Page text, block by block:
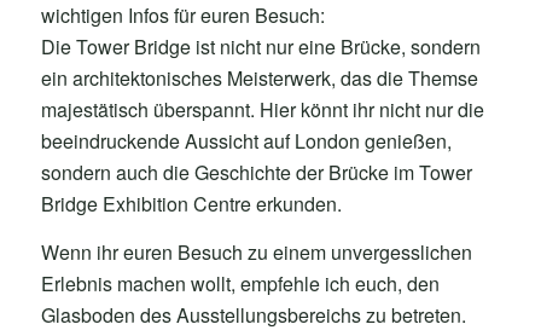
wichtigen Infos für euren Besuch:
Die Tower Bridge ist nicht nur eine Brücke, sondern
ein architektonisches Meisterwerk, das die Themse
majestätisch überspannt. Hier könnt ihr nicht nur die
beeindruckende Aussicht auf London genießen,
sondern auch die Geschichte der Brücke im Tower
Bridge Exhibition Centre erkunden.
Wenn ihr euren Besuch zu einem unvergesslichen
Erlebnis machen wollt, empfehle ich euch, den
Glasboden des Ausstellungsbereichs zu betreten.